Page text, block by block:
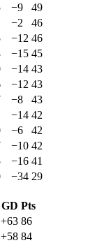
−9
49
−2
46
−12 46
−15 45
−14 43
−12 43
−8
43
−14 42
−6
42
−10 42
−16 41
−34 29
GD Pts
+63 86
+58 84